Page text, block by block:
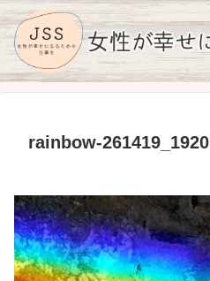
rainbow-261419_1920